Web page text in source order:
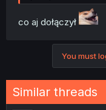
co aj dołączył
You must
Similar threads